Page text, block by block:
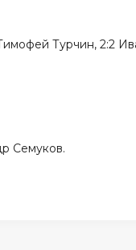
Турчин, 2:2
Семуков.